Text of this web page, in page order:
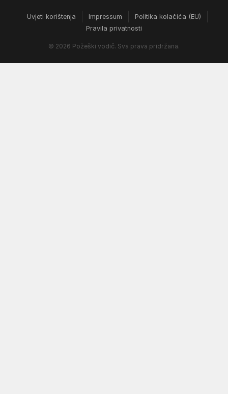
Uvjeti korištenja Impressum
Politika kolačića (EU)
Pravila privatnosti
© 2026 Požeški vodič. Sva prava pridržana.